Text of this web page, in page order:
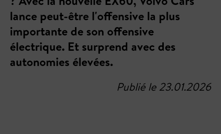
lance peut-être l'offensive la plus
importante de son offensive
électrique. Et surprend avec des
autonomies élevées.
Publié le 23.01.2026